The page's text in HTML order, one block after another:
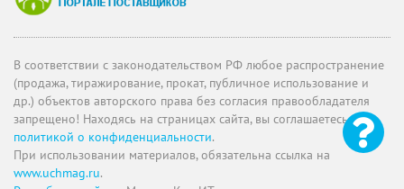
В соответствии с законодательством РФ любое распространение
(продажа, тиражирование, прокат, публичное использование и
др.) объектов авторского права без согласия правообладателя
запрещено! Находясь на страницах сайта, вы соглашаетесь с
политикой о конфиденциальности.
При использовании материалов, обязательна ссылка на
www.uchmag.ru.